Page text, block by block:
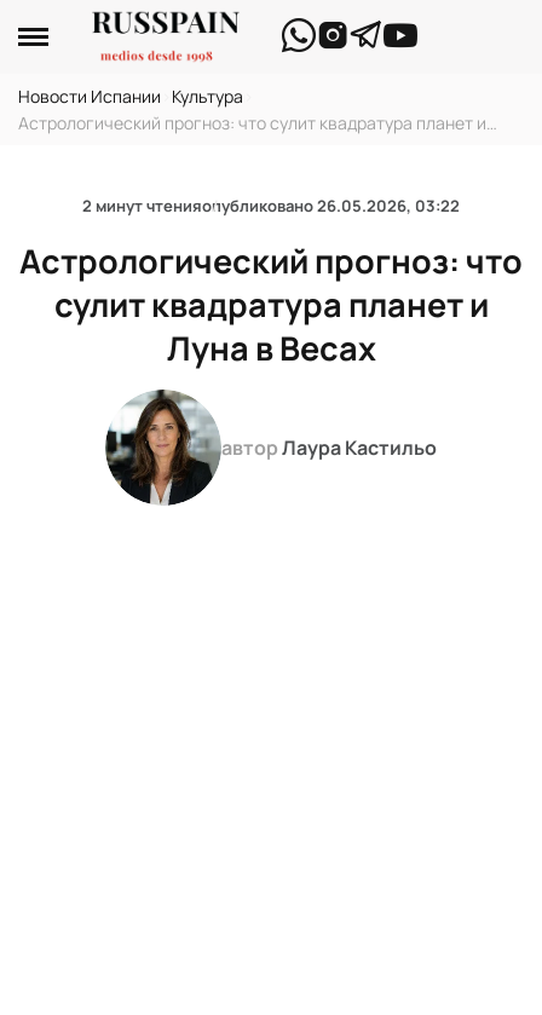
Новости Испании Культура
Астрологический прогноз: что сулит квадратура планет и
2 минут чтенияопубликовано26.05.2026, 03:22
Астрологический прогноз: что
сулит квадратура планет и
Луна в Весах
авторЛаура Кастильо